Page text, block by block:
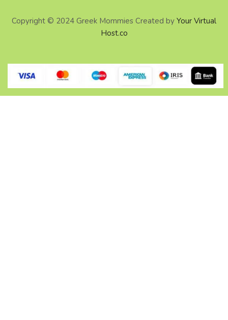
Copyright © 2024 Greek Mommies Created by Your Virtual
Host.co